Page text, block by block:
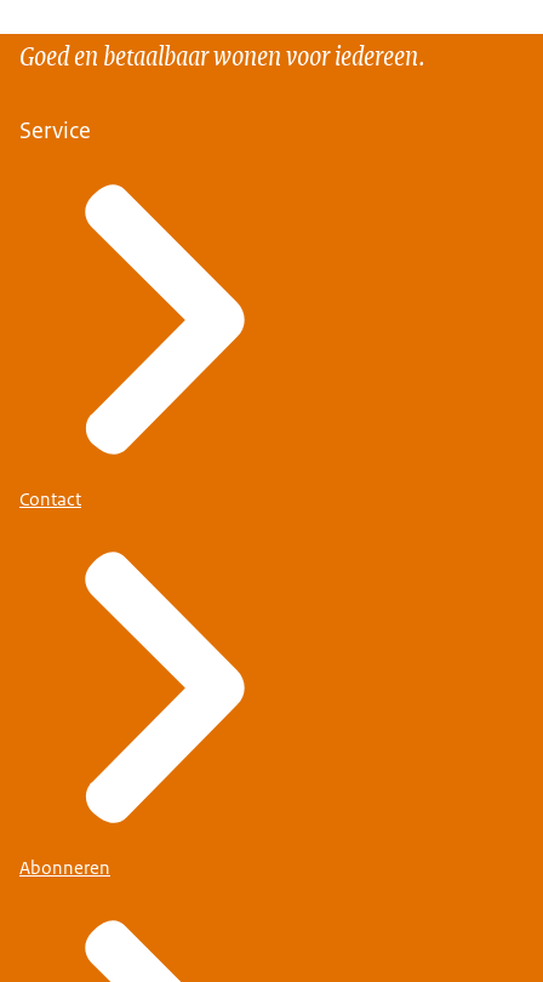
Goed en betaalbaar wonen voor iedereen.
Service
Contact
Abonneren